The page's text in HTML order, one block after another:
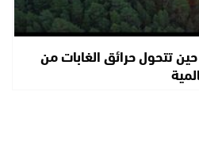
تتحول حرائق الغابات من